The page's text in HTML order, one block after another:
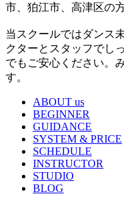
市、狛江市、高津区の
当スクールではダンス
クターとスタッフでし
でもご安心ください。
す。
ABOUT us
BEGINNER
GUIDANCE
SYSTEM & PRICE
SCHEDULE
INSTRUCTOR
STUDIO
BLOG